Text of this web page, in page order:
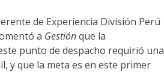
de Experiencia División Perú
a Gestiónque la
punto de despacho requirió una
y que la meta es en este primer